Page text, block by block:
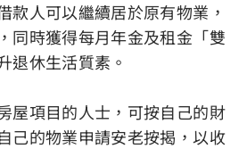
款人可以繼續居於原有物業，
同時獲得每月年金及租金「雙
退休生活質素。
屋項目的人士，可按自己的財
己的物業申請安老按揭，以收